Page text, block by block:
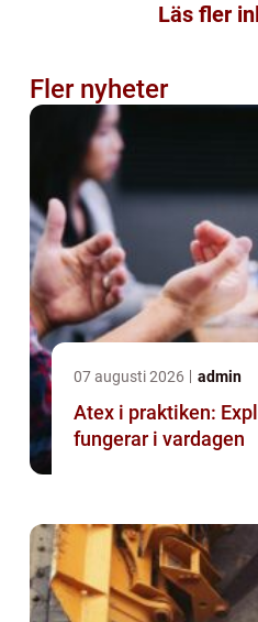
Läs fler
Fler nyheter
07 augusti 2026 admin
Atex i praktiken:
fungerar i vardagen